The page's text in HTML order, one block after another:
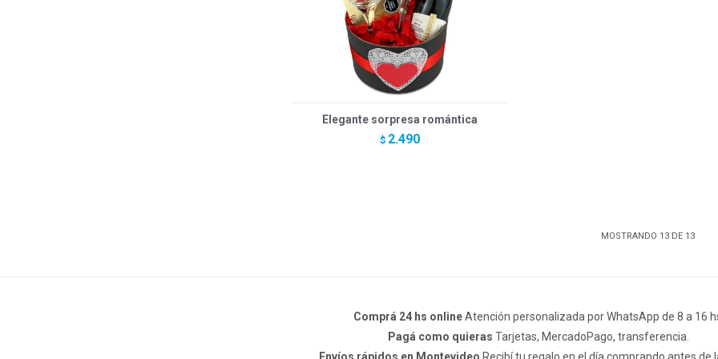
Elegante sorpresa romántica
$ 2.490
MOSTRANDO 13DE 13
Comprá 24 hs onlineAtención personalizada por WhatsApp de 8 a 16
Pagá como quieras Tarjetas, MercadoPago, transferencia.